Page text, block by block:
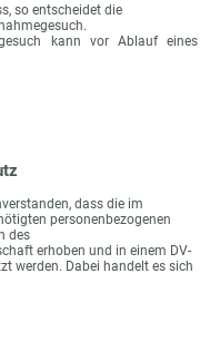
so entscheidet die
kann vor Ablauf eines
dass die im
personenbezogenen
des
erhoben und in einem DV-
werden. Dabei handelt es sich